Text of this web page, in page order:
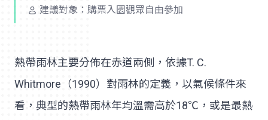
建議對象：購票入園觀眾自由參加
熱帶雨林主要分佈在赤道兩側，依據T. C.
Whitmore（1990）對雨林的定義，以氣候條件來
看，典型的熱帶雨林年均溫需高於18℃，或是最熱